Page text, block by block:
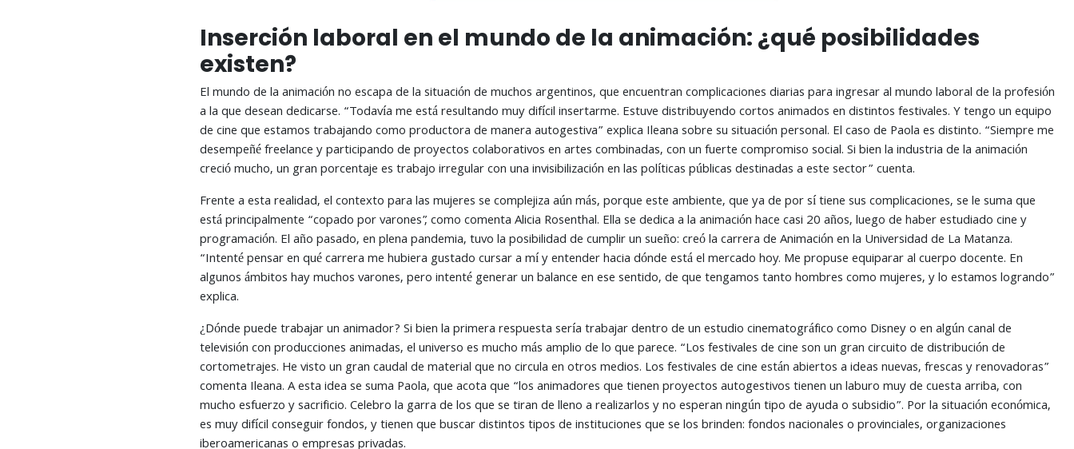
Inserción laboral en el mundo de la animación: ¿qué posibilidades
existen?
El mundo de la animación no escapa de la situación de muchos argentinos, que encuentran complicaciones diarias para ingresar al mundo laboral de la profesión
a la que desean dedicarse. “Todavía me está resultando muy difícil insertarme. Estuve distribuyendo cortos animados en distintos festivales. Y tengo un equipo
de cine que estamos trabajando como productora de manera autogestiva” explica Ileana sobre su situación personal. El caso de Paola es distinto. “Siempre me
desempeñé freelance y participando de proyectos colaborativos en artes combinadas, con un fuerte compromiso social. Si bien la industria de la animación
creció mucho, un gran porcentaje es trabajo irregular con una invisibilización en las políticas públicas destinadas a este sector” cuenta.
Frente a esta realidad, el contexto para las mujeres se complejiza aún más, porque este ambiente, que ya de por sí tiene sus complicaciones, se le suma que
está principalmente “copado por varones”, como comenta Alicia Rosenthal. Ella se dedica a la animación hace casi 20 años, luego de haber estudiado cine y
programación. El año pasado, en plena pandemia, tuvo la posibilidad de cumplir un sueño: creó la carrera de Animación en la Universidad de La Matanza.
“Intenté pensar en qué carrera me hubiera gustado cursar a mí y entender hacia dónde está el mercado hoy. Me propuse equiparar al cuerpo docente. En
algunos ámbitos hay muchos varones, pero intenté generar un balance en ese sentido, de que tengamos tanto hombres como mujeres, y lo estamos logrando”
explica.
¿Dónde puede trabajar un animador? Si bien la primera respuesta sería trabajar dentro de un estudio cinematográfico como Disney o en algún canal de
televisión con producciones animadas, el universo es mucho más amplio de lo que parece. “Los festivales de cine son un gran circuito de distribución de
cortometrajes. He visto un gran caudal de material que no circula en otros medios. Los festivales de cine están abiertos a ideas nuevas, frescas y renovadoras”
comenta Ileana. A esta idea se suma Paola, que acota que “los animadores que tienen proyectos autogestivos tienen un laburo muy de cuesta arriba, con
mucho esfuerzo y sacrificio. Celebro la garra de los que se tiran de lleno a realizarlos y no esperan ningún tipo de ayuda o subsidio”. Por la situación económica,
es muy difícil conseguir fondos, y tienen que buscar distintos tipos de instituciones que se los brinden: fondos nacionales o provinciales, organizaciones